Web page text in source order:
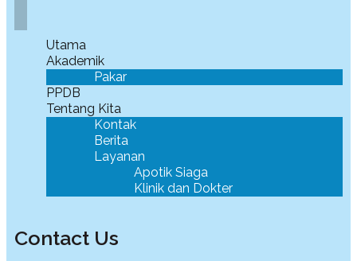
Utama
Akademik
Pakar
PPDB
Tentang Kita
Kontak
Berita
Layanan
Apotik Siaga
Klinik dan Dokter
Contact Us